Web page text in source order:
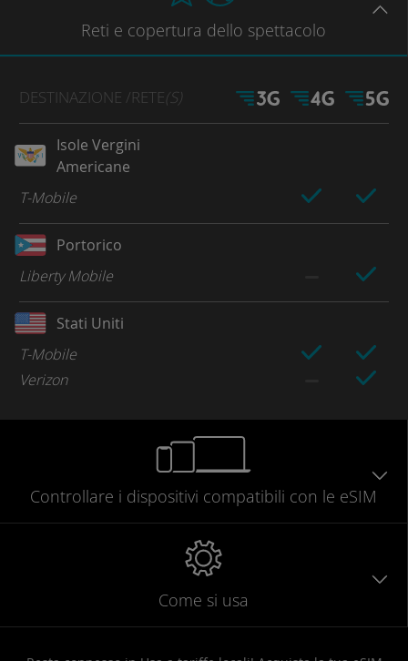
Reti e copertura dello spettacolo
DESTINAZIONE /RETE(S)
Isole Vergini
Americane
T-Mobile
Portorico
Liberty Mobile
Stati Uniti
T-Mobile
Verizon
Controllare i dispositivi compatibili con le eSIM
Come si usa